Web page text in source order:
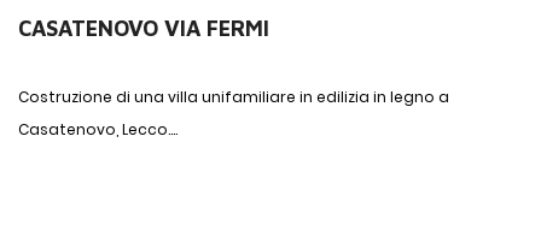
CASATENOVO VIA FERMI
Costruzione di una villa unifamiliare in edilizia in legno a
Casatenovo, Lecco....